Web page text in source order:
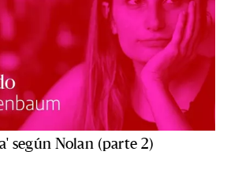
según Nolan (parte 2)